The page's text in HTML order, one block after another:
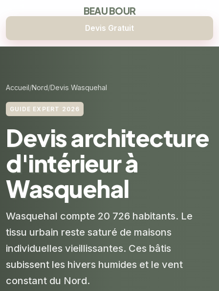
BEAU BOUR
Devis Gratuit
Accueil Nord Devis Wasquehal
GUIDE EXPERT 2026
Devis architecture
d'intérieur à
Wasquehal
Wasquehal compte 20 726 habitants. Le
tissu urbain reste saturé de maisons
individuelles vieillissantes. Ces bâtis
subissent les hivers humides et le vent
constant du Nord.